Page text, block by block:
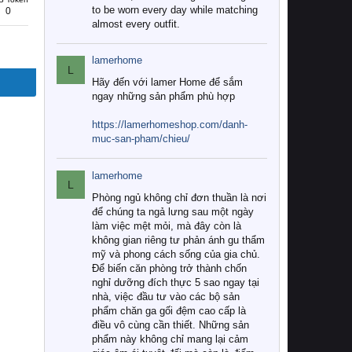
0
to be worn every day while matching
almost every outfit.
L
lamerhome
Hãy đến với lamer Home để sắm
ngay những sản phẩm phù hợp
https://lamerhomeshop.com/danh-
muc-san-pham/chieu/
L
lamerhome
Phòng ngủ không chỉ đơn thuần là nơi
để chúng ta ngả lưng sau một ngày
làm việc mệt mỏi, mà đây còn là
không gian riêng tư phản ánh gu thẩm
mỹ và phong cách sống của gia chủ.
Để biến căn phòng trở thành chốn
nghỉ dưỡng đích thực 5 sao ngay tại
nhà, việc đầu tư vào các bộ sản
phẩm chăn ga gối đệm cao cấp là
điều vô cùng cần thiết. Những sản
phẩm này không chỉ mang lại cảm